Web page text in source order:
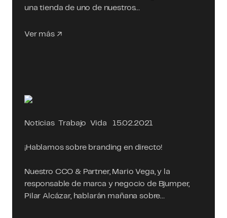
una tienda de uno de nuestros…
Ver más
Noticias Trabajo Vida 15.02.2021
¡Hablamos sobre branding en directo!
Nuestro CCO & Partner, Mario Vega, y la
responsable de marca y negocio de Bjumper,
Pilar Alcázar, hablarán mañana sobre…